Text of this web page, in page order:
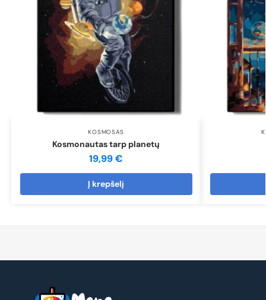
KOSMOSAS
Kosmonautas tarp planetų
19,99€
Į krepšelį